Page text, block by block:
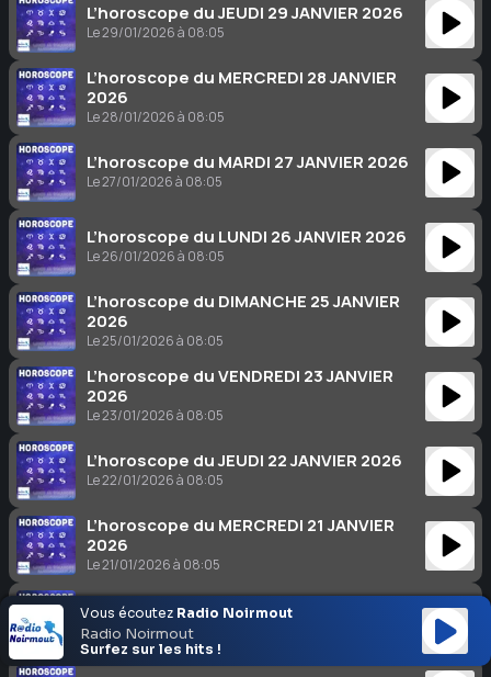
L’horoscope du JEUDI 29 JANVIER 2026
Le 29/01/2026 à 08:05
L’horoscope du MERCREDI 28 JANVIER
2026
Le 28/01/2026 à 08:05
L’horoscope du MARDI 27 JANVIER 2026
Le 27/01/2026 à 08:05
L’horoscope du LUNDI 26 JANVIER 2026
Le 26/01/2026 à 08:05
L’horoscope du DIMANCHE 25 JANVIER
2026
Le 25/01/2026 à 08:05
L’horoscope du VENDREDI 23 JANVIER
2026
Le 23/01/2026 à 08:05
L’horoscope du JEUDI 22 JANVIER 2026
Le 22/01/2026 à 08:05
L’horoscope du MERCREDI 21 JANVIER
2026
Le 21/01/2026 à 08:05
L’horoscope du MARDI 20 JANVIER 2026
Le 20/01/2026 à 08:05
Vous écoutez Radio Noirmout
Radio Noirmout
Surfez sur les hits !